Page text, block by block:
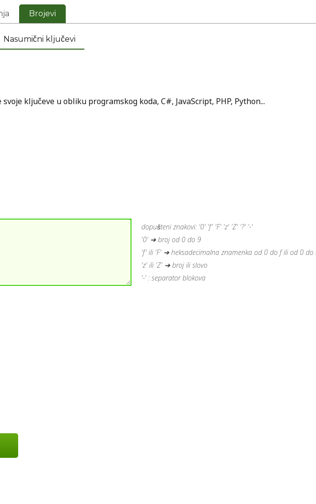
Brojevi
Nasumični ključevi
ključeve u obliku programskog koda, C#, JavaScript, PHP, Python...
dopušteni znakovi: '0' 'f' 'F' 'z' 'Z' '?' '-'
'0' ➔ broj od 0 do 9
'f' ili 'F' ➔ heksadecimalna znamenka od 0 do f ili od 0 do
'z' ili 'Z' ➔ broj ili slovo
'-' : separator blokova